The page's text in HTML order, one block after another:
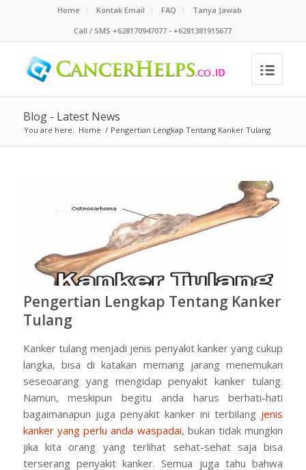
Home Kontak Email FAQ
Tanya Jawab
Call / SMS +628170947077 - +6281381915677
Blog - Latest News
You are here: Home / Pengertian Lengkap Tentang Kanker Tulang
Pengertian Lengkap Tentang Kanker
Tulang
Kanker tulang menjadi jenis penyakit kanker yang cukup
langka, bisa di katakan memang jarang menemukan
seseoarang yang mengidap penyakit kanker tulang.
Namun, meskipun begitu anda harus berhati-hati
bagaimanapun juga penyakit kanker ini terbilang jenis
kanker yang perlu anda waspadai, bukan tidak mungkin
jika kita orang yang terlihat sehat-sehat saja bisa
terserang penyakit kanker. Semua juga tahu bahwa